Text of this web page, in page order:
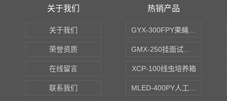
关于我们
关于我们
荣誉资质
在线留言
联系我们
热销产品
XCP-100线虫培养箱